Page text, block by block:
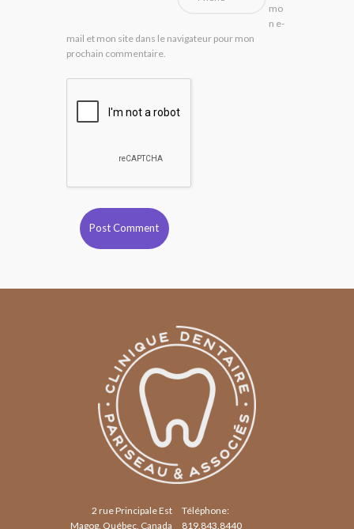
mo
n e-
mail et mon site dans le navigateur pour mon
prochain commentaire.
Téléphone:
819.843.8440
2 rue Principale Est
Magog, Québec, Canada